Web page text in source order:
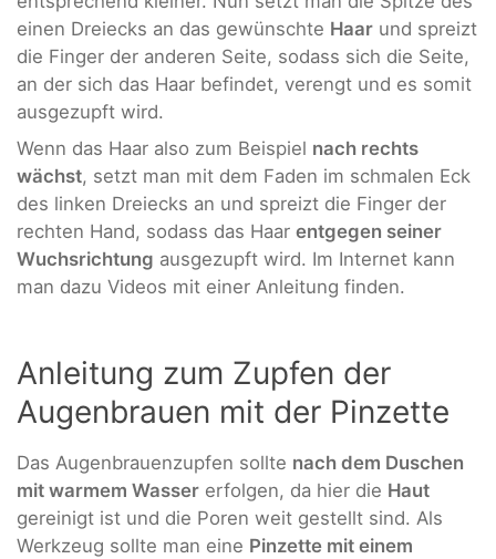
einen Dreiecks an das gewünschte Haar und spreizt
die Finger der anderen Seite, sodass sich die Seite,
an der sich das Haar befindet, verengt und es somit
ausgezupft wird.
Wenn das Haar also zum Beispiel nach rechts
wächst, setzt man mit dem Faden im schmalen Eck
des linken Dreiecks an und spreizt die Finger der
rechten Hand, sodass das Haar entgegen seiner
Wuchsrichtung ausgezupft wird. Im Internet kann
man dazu Videos mit einer Anleitung finden.
Anleitung zum Zupfen der
Augenbrauen mit der Pinzette
Das Augenbrauenzupfen sollte nach dem Duschen
mit warmem Wasser erfolgen, da hier die Haut
gereinigt ist und die Poren weit gestellt sind. Als
Werkzeug sollte man eine Pinzette mit einem